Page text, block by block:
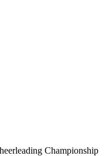
Championship